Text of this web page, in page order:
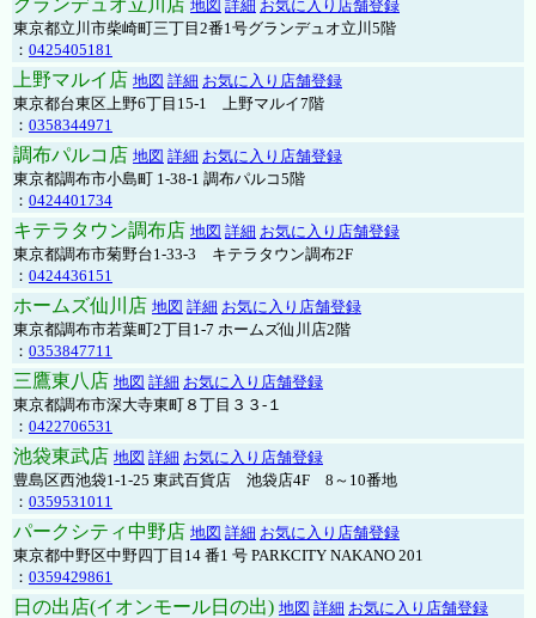
グランデュオ立川店 地図 詳細 お気に入り店舗登録
東京都立川市柴崎町三丁目2番1号グランデュオ立川5階
： 0425405181
上野マルイ店 地図 詳細 お気に入り店舗登録
東京都台東区上野6丁目15-1 上野マルイ7階
： 0358344971
調布パルコ店 地図 詳細 お気に入り店舗登録
東京都調布市小島町 1-38-1 調布パルコ5階
： 0424401734
キテラタウン調布店 地図 詳細 お気に入り店舗登録
東京都調布市菊野台1-33-3 キテラタウン調布2F
： 0424436151
ホームズ仙川店 地図 詳細 お気に入り店舗登録
東京都調布市若葉町2丁目1-7 ホームズ仙川店2階
： 0353847711
三鷹東八店 地図 詳細 お気に入り店舗登録
東京都調布市深大寺東町８丁目３３-１
： 0422706531
池袋東武店 地図 詳細 お気に入り店舗登録
豊島区西池袋1-1-25 東武百貨店 池袋店4F 8～10番地
： 0359531011
パークシティ中野店 地図 詳細 お気に入り店舗登録
東京都中野区中野四丁目14 番1 号 PARKCITY NAKANO 201
： 0359429861
日の出店(イオンモール日の出) 地図 詳細 お気に入り店舗登録